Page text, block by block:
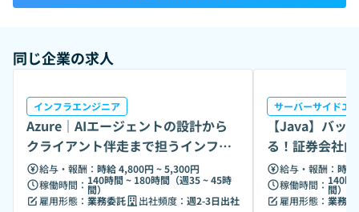
ング： • エンジニア これらのサービスを通じて、企業のニー
株式会社の企業理念は、「関わる皆さまの人生をより輝か
ことです。 • 社名の由来：「VOOM」は、「Boom（発展・
巻き起こる）」に「Victory（勝利）」や「Value（価値）」
の頭文字「V」を組み合わせた造語で、価値や勝利を巻き起
こし続けるという意味が込められています。 • 代表の想い：
代表取締役の津田昇吾氏は、多様な職種の経験を通じて、企
業環境が個人の生活や人生に大きな影響を与えることを実感
し、求職者に最適な仕事を提供することで、より豊かで幸せ
同じ企業の求人
インフラエンジニア
Azure｜AIエージェントの設計から
クライアント伴走まで担うインフラ
エンジニア
給与・報酬： 時給 4,800円 ~ 5,300円
稼働時間： 140時間 ~ 180時間（週35 ~ 45時
間）
雇用形態： 業務委託 出社頻度： 週2-3日出社
サーバーサイドエ
【Java】バッ
る！証券会社
アント開発
給与・報酬： 時
稼働時間： 140時
間）
雇用形態： 業務委